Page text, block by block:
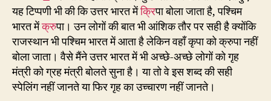
यह टिप्पणी भी की कि उत्तर भारत मेंक्रिपा बोला जाता है, पश्चिम
भारत मेंक्रुपा। उन लोगों की बात भी आंशिक तौर पर सही है क्योंकि
राजस्थान भी पश्चिम भारत में आता है लेकिन वहाँ कृपा को क्रुपा नहीं
बोला जाता। वैसे मैंने उत्तर भारत में भी अच्छे-अच्छे लोगों को गृह
मंत्री को ग्रह मंत्री बोलते सुना है। या तो वे इस शब्द की सही
स्पेलिंग नहीं जानते या फिर गृह का उच्चारण नहीं जानते।